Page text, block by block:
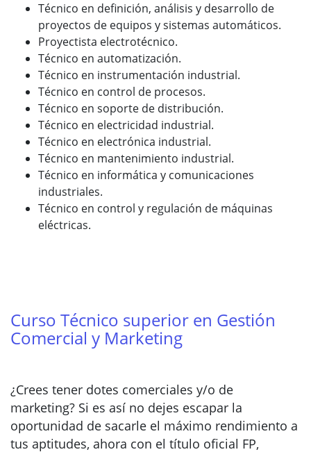
Técnico en definición, análisis y desarrollo de
proyectos de equipos y sistemas automáticos.
Proyectista electrotécnico.
Técnico en automatización.
Técnico en instrumentación industrial.
Técnico en control de procesos.
Técnico en soporte de distribución.
Técnico en electricidad industrial.
Técnico en electrónica industrial.
Técnico en mantenimiento industrial.
Técnico en informática y comunicaciones
industriales.
Técnico en control y regulación de máquinas
eléctricas.
Curso Técnico superior en Gestión
Comercial y Marketing
¿Crees tener dotes comerciales y/o de
marketing? Si es así no dejes escapar la
oportunidad de sacarle el máximo rendimiento a
tus aptitudes, ahora con el título oficial FP,